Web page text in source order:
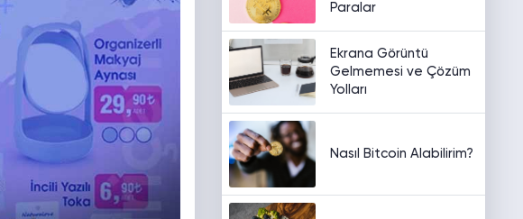
Paralar
Ekrana Görüntü
Gelmemesi ve Çözüm
Yolları
Nasıl Bitcoin Alabilirim?